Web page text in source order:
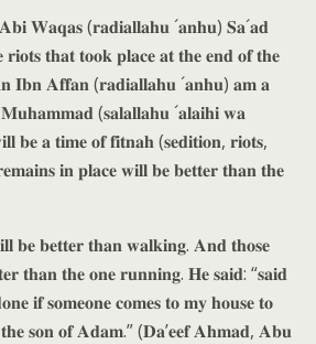
𝐖𝐚𝐪𝐚𝐬 (𝐫𝐚𝐝𝐢𝐚𝐥𝐥𝐚𝐡𝐮 ´𝐚𝐧𝐡𝐮) 𝐒𝐚´𝐚𝐝
𝐫𝐢𝐨𝐭𝐬 𝐭𝐡𝐚𝐭 𝐭𝐨𝐨𝐤 𝐩𝐥𝐚𝐜𝐞 𝐚𝐭 𝐭𝐡𝐞 𝐞𝐧𝐝 𝐨𝐟 𝐭𝐡𝐞
𝐈𝐛𝐧 𝐀𝐟𝐟𝐚𝐧 (𝐫𝐚𝐝𝐢𝐚𝐥𝐥𝐚𝐡𝐮 ´𝐚𝐧𝐡𝐮) 𝐚𝐦 𝐚
𝐌𝐮𝐡𝐚𝐦𝐦𝐚𝐝 (𝐬𝐚𝐥𝐚𝐥𝐥𝐚𝐡𝐮 ´𝐚𝐥𝐚𝐢𝐡𝐢 𝐰𝐚
𝐛𝐞 𝐚 𝐭𝐢𝐦𝐞 𝐨𝐟 𝐟𝐢𝐭𝐧𝐚𝐡 (𝐬𝐞𝐝𝐢𝐭𝐢𝐨𝐧, 𝐫𝐢𝐨𝐭𝐬,
𝐢𝐧 𝐩𝐥𝐚𝐜𝐞 𝐰𝐢𝐥𝐥 𝐛𝐞 𝐛𝐞𝐭𝐭𝐞𝐫 𝐭𝐡𝐚𝐧 𝐭𝐡𝐞
𝐛𝐞 𝐛𝐞𝐭𝐭𝐞𝐫 𝐭𝐡𝐚𝐧 𝐰𝐚𝐥𝐤𝐢𝐧𝐠. 𝐀𝐧𝐝 𝐭𝐡𝐨𝐬𝐞
𝐭𝐡𝐚𝐧 𝐭𝐡𝐞 𝐨𝐧𝐞 𝐫𝐮𝐧𝐧𝐢𝐧𝐠. 𝐇𝐞 𝐬𝐚𝐢𝐝: “𝐬𝐚𝐢𝐝
𝐢𝐟 𝐬𝐨𝐦𝐞𝐨𝐧𝐞 𝐜𝐨𝐦𝐞𝐬 𝐭𝐨 𝐦𝐲 𝐡𝐨𝐮𝐬𝐞 𝐭𝐨
𝐭𝐡𝐞 𝐬𝐨𝐧 𝐨𝐟 𝐀𝐝𝐚𝐦.” (𝐃𝐚’𝐞𝐞𝐟 𝐀𝐡𝐦𝐚𝐝, 𝐀𝐛𝐮